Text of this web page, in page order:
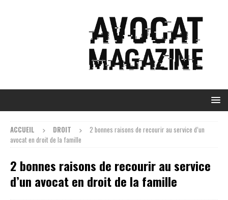
ACCUEIL DROIT
2 bonnes raisons de recourir au service d’un
avocat en droit de la famille
2 bonnes raisons de recourir au service
d’un avocat en droit de la famille